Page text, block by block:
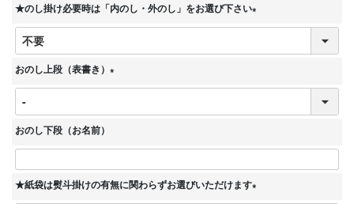
★のし掛け必要時は「内のし・外のし」をお選び下さい
(
おのし上段（表書き）
(
おのし下段（お名前）
★紙袋は熨斗掛けの有無に関わらずお選びいただけます